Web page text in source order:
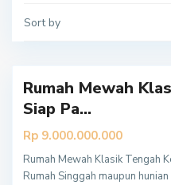
Sort by
a
Rumah Mewah
Siap Pa...
Rp 9.000.000.000
Rumah Mewah Klasik Tengah
Rumah Singgah maupun
Y
o